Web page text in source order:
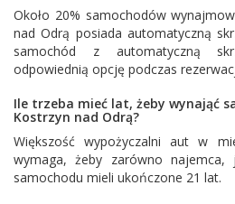
Około 20% samochodów
nad Odrą posiada automatyczną
samochód z automatyczną
odpowiednią opcję podczas
Ile trzeba mieć lat, żeby wynająć
Kostrzyn nad Odrą?
Większość wypożyczalni aut w
wymaga, żeby zarówno
samochodu mieli ukończone 21 lat.